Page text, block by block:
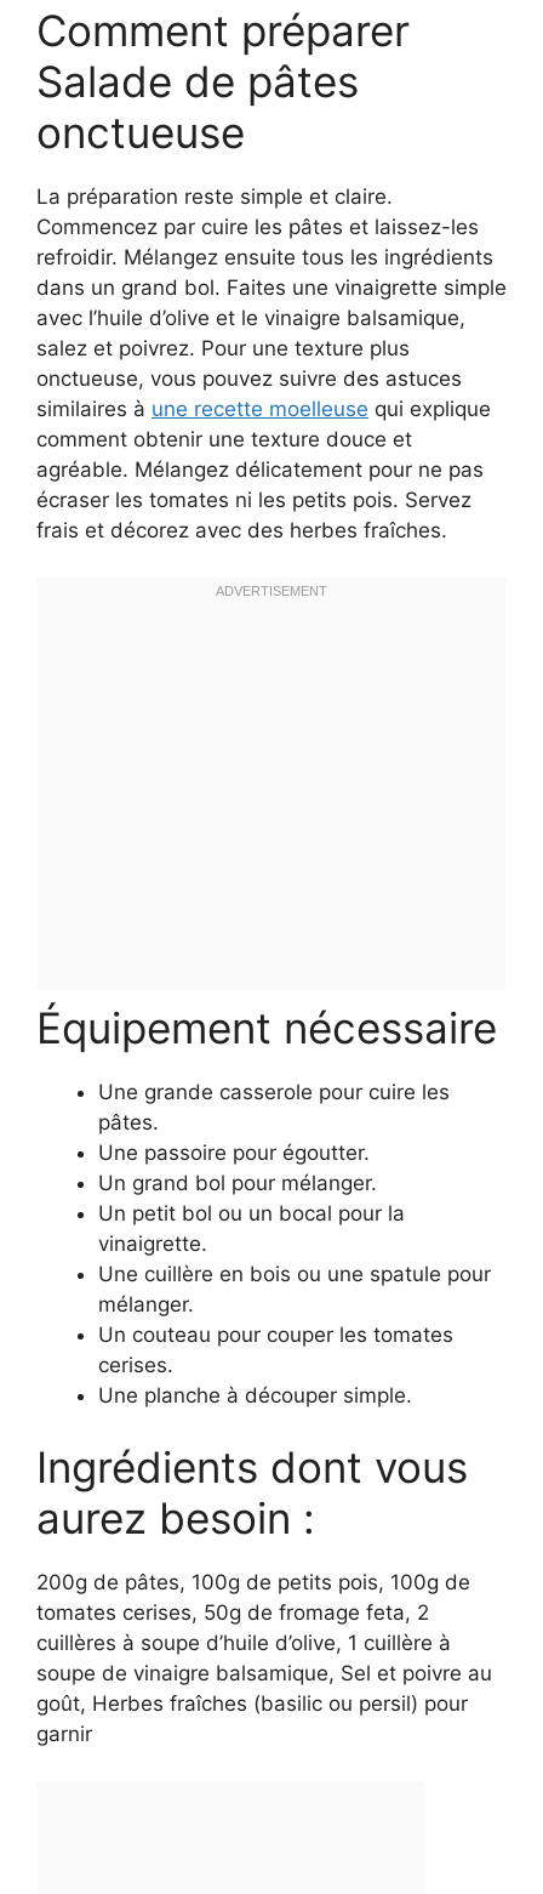
Comment préparer
Salade de pâtes
onctueuse
La préparation reste simple et claire.
Commencez par cuire les pâtes et laissez-les
refroidir. Mélangez ensuite tous les ingrédients
dans un grand bol. Faites une vinaigrette simple
avec l’huile d’olive et le vinaigre balsamique,
salez et poivrez. Pour une texture plus
onctueuse, vous pouvez suivre des astuces
similaires à une recette moelleuse qui explique
comment obtenir une texture douce et
agréable. Mélangez délicatement pour ne pas
écraser les tomates ni les petits pois. Servez
frais et décorez avec des herbes fraîches.
Équipement nécessaire
Une grande casserole pour cuire les
pâtes.
Une passoire pour égoutter.
Un grand bol pour mélanger.
Un petit bol ou un bocal pour la
vinaigrette.
Une cuillère en bois ou une spatule pour
mélanger.
Un couteau pour couper les tomates
cerises.
Une planche à découper simple.
Ingrédients dont vous
aurez besoin :
200g de pâtes, 100g de petits pois, 100g de
tomates cerises, 50g de fromage feta, 2
cuillères à soupe d’huile d’olive, 1 cuillère à
soupe de vinaigre balsamique, Sel et poivre au
goût, Herbes fraîches (basilic ou persil) pour
garnir